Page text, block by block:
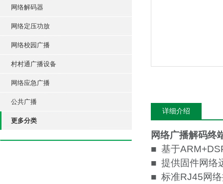
网络解码器
网络定压功放
网络校园广播
村村通广播设备
网络应急广播
公共广播
更多分类
详细介绍
网络广播解码终
■ 基于
■ 提供固件网络
■ 标准RJ45网